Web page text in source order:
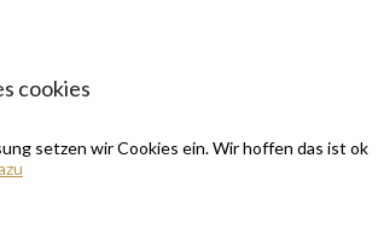
cookies
setzen wir Cookies ein. Wir hoffen das ist ok